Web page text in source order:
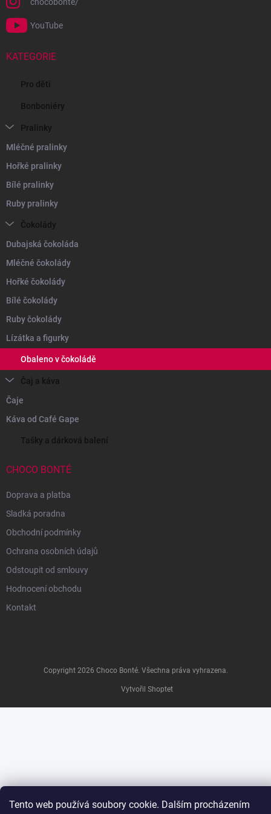
Tento web používá soubory cookie. Dalším procházením
YouTube
KATEGORIE
Pro děti
Bonboniéry
Pralinky
Mléčné pralinky
Hořké pralinky
Bílé pralinky
Ruby pralinky
Čokolády
Dubajská čokoláda
Mléčné čokolády
Hořké čokolády
Bílé čokolády
Ruby čokolády
Lízátka a figurky
Obaleno v čokoládě
Čaj a káva
Čaje
Káva od Café Gape
Tašky a dárková balení
CHOCO BONTÉ
Doprava a platba
Sladká poradna
Obchodní podmínky
Ochrana osobních údajů
Odstoupit od smlouvy
Hodnocení obchodu
Kontakt
Vytvořil Shoptet
Copyright 2026 Choco Bonté. Všechna práva vyhrazena.